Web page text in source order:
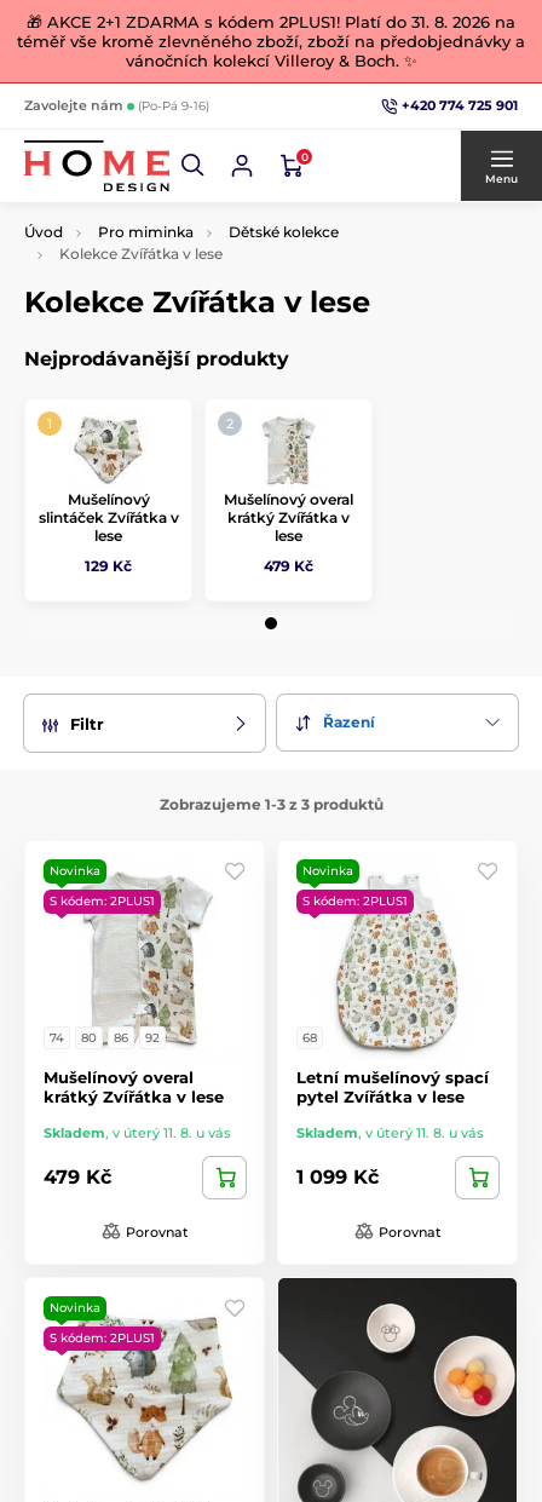
🎁 AKCE 2+1 ZDARMA s kódem 2PLUS1! Platí do 31. 8. 2026 na
téměř vše kromě zlevněného zboží, zboží na předobjednávky a
vánočních kolekcí Villeroy & Boch. ✨
Zavolejte nám (Po-Pá 9-16) +420 774 725 901
0
Menu
Úvod Pro miminka
Dětské kolekce
Kolekce Zvířátka v lese
Kolekce Zvířátka v lese
Nejprodávanější produkty
Mušelínový
slintáček Zvířátka v
lese
129 Kč
Mušelínový overal
krátký Zvířátka v
lese
479 Kč
Filtr Řazení
Zobrazujeme 1-3 z 3 produktů
Novinka
S kódem: 2PLUS1
74 80 86 92
Mušelínový overal
krátký Zvířátka v lese
Skladem, v úterý 11. 8. u vás
479 Kč
Porovnat
Novinka
S kódem: 2PLUS1
68
Letní mušelínový spací
pytel Zvířátka v lese
Skladem, v úterý 11. 8. u vás
1 099 Kč
Porovnat
Novinka
S kódem: 2PLUS1